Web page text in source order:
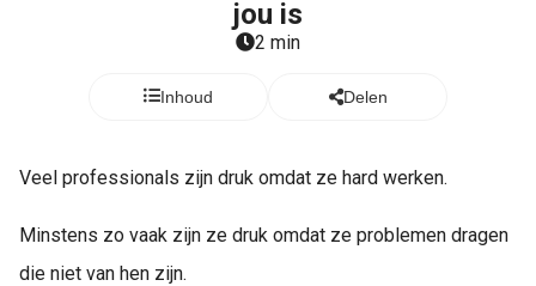
jou is
2 min
Inhoud Delen
Veel professionals zijn druk omdat ze hard werken.
Minstens zo vaak zijn ze druk omdat ze problemen dragen
die niet van hen zijn.